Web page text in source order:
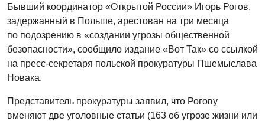
Бывший координатор «Открытой России» Игорь Рогов,
задержанный в Польше, арестован на три месяца
по подозрению в «создании угрозы общественной
безопасности», сообщило издание «Вот Так» со ссылкой
на пресс-секретаря польской прокуратуры Пшемыслава
Новака.
Представитель прокуратуры заявил, что Рогову
вменяют две уголовные статьи (163 об угрозе жизни или